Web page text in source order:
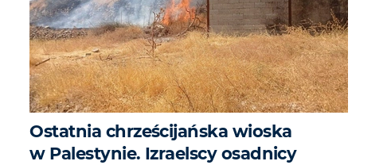
Ostatnia chrześcijańska wioska
w Palestynie. Izraelscy osadnicy